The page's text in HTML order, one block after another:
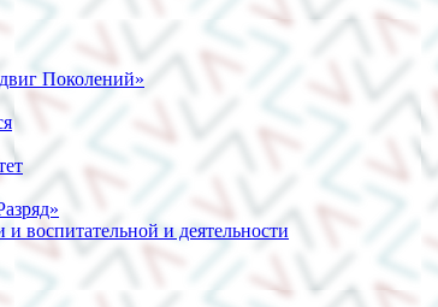
Поколений»
воспитательной и деятельности